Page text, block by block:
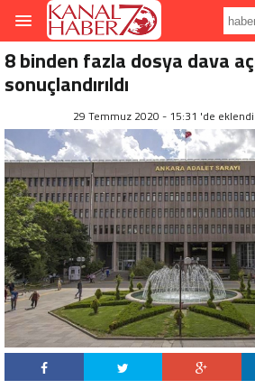
8 binden fazla dosya dava
sonuçlandırıldı
29 Temmuz 2020 - 15:31 'de